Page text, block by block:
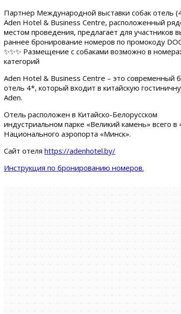
Партнер Международной выставки собак отель
Aden Hotel & Business Centre, расположенный
местом проведения, предлагает для участников
раннее бронирование номеров по промокоду
✨✨✨ Размещение с собаками возможно в
категорий
Aden Hotel & Business Centre – это современный
отель 4*, который входит в китайскую
Aden.
Отель расположен в Китайско-Белорусском
индустриальном парке «Великий камень» всего в
Национального аэропорта «Минск».
Сайт отеля https://adenhotel.by/
Инструкция по бронированию номеров.